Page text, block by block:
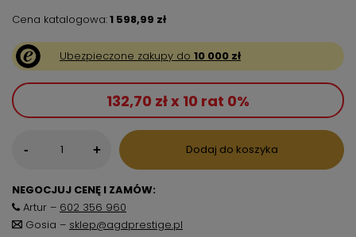
Cena katalogowa:1 598,99 zł
Ubezpieczone zakupy do 10 000 zł
132,70 zł x 10 rat 0%
- + Dodaj do koszyka
NEGOCJUJ CENĘ I ZAMÓW:
Artur – 602 356 960
Gosia – sklep@agdprestige.pl